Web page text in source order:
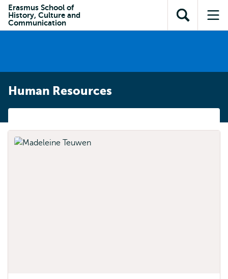
inhoud
Direct naar
subnavigatie
Erasmus School of
History, Culture and
Communication
Toon
zoekveld
Human Resources